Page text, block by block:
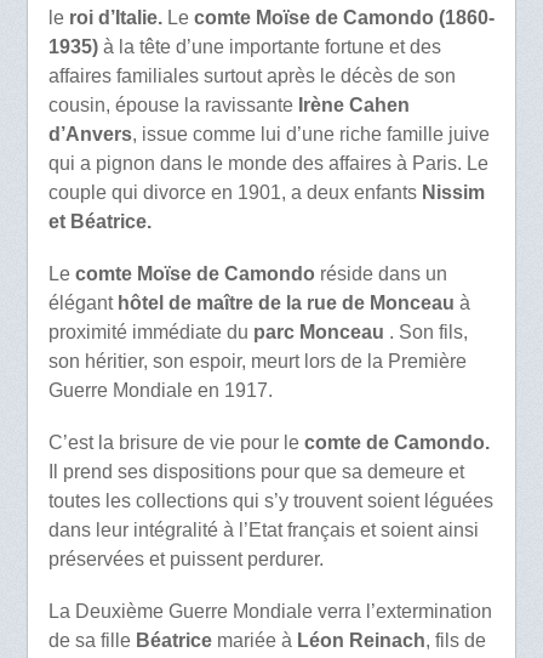
le roi d’Italie.Le comte Moïse de Camondo (1860-
1935)à la tête d’une importante fortune et des
affaires familiales surtout après le décès de son
cousin, épouse la ravissante Irène Cahen
d’Anvers, issue comme lui d’une riche famille juive
qui a pignon dans le monde des affaires à Paris. Le
couple qui divorce en 1901, a deux enfants Nissim
et Béatrice.
Le comte Moïse de Camondo réside dans un
élégant hôtel de maître de la rue de Monceau à
proximité immédiate du parc Monceau . Son fils,
son héritier, son espoir, meurt lors de la Première
Guerre Mondiale en 1917.
C’est la brisure de vie pour le comte de Camondo.
Il prend ses dispositions pour que sa demeure et
toutes les collections qui s’y trouvent soient léguées
dans leur intégralité à l’Etat français et soient ainsi
préservées et puissent perdurer.
La Deuxième Guerre Mondiale verra l’extermination
de sa fille Béatricemariée à Léon Reinach, fils de